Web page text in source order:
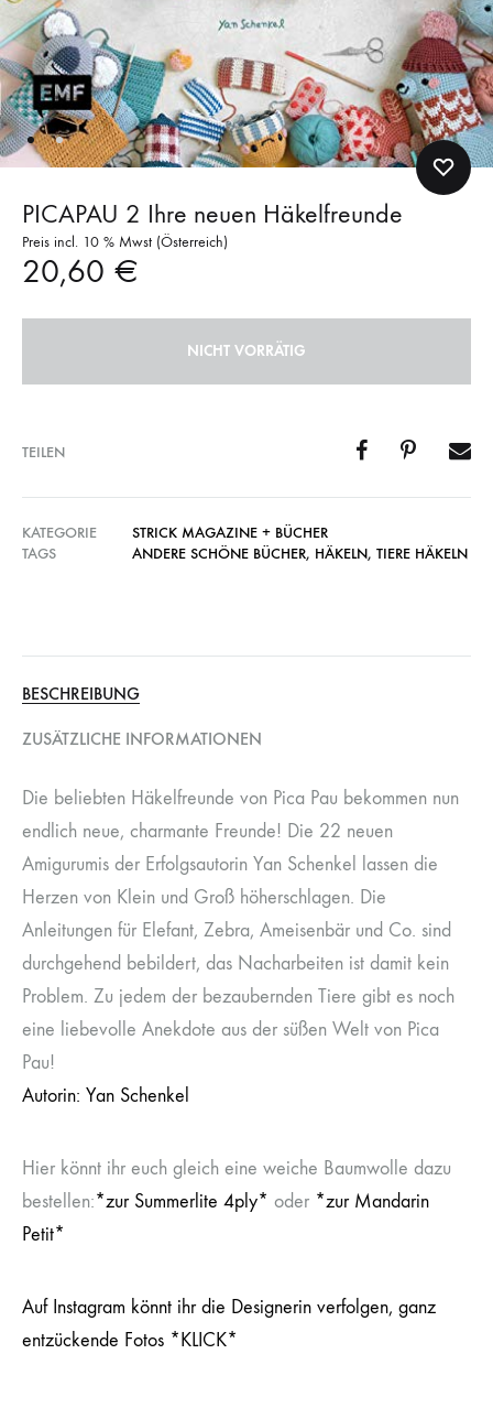
PICAPAU 2 Ihre neuen Häkelfreunde
Preis incl. 10 % Mwst (Österreich)
20,60 €
NICHT VORRÄTIG
TEILEN
KATEGORIE
STRICK MAGAZINE + BÜCHER
TAGS
ANDERE SCHÖNE BÜCHER, HÄKELN, TIERE HÄKELN
BESCHREIBUNG
ZUSÄTZLICHE INFORMATIONEN
Die beliebten Häkelfreunde von Pica Pau bekommen nun
endlich neue, charmante Freunde! Die 22 neuen
Amigurumis der Erfolgsautorin Yan Schenkel lassen die
Herzen von Klein und Groß höherschlagen. Die
Anleitungen für Elefant, Zebra, Ameisenbär und Co. sind
durchgehend bebildert, das Nacharbeiten ist damit kein
Problem. Zu jedem der bezaubernden Tiere gibt es noch
eine liebevolle Anekdote aus der süßen Welt von Pica
Pau!
Autorin: Yan Schenkel
Hier könnt ihr euch gleich eine weiche Baumwolle dazu
bestellen:*zur Summerlite 4ply* oder *zur Mandarin
Petit*
Auf Instagram könnt ihr die Designerin verfolgen, ganz
entzückende Fotos *KLICK*